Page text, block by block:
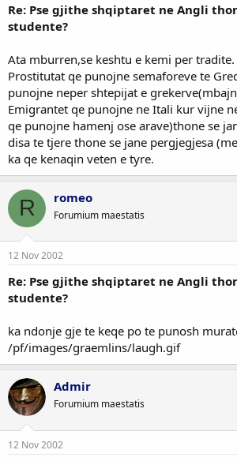
Re: Pse gjithe shqiptaret ne Angli
studente?
Ata mburren,se keshtu e kemi per tradite.
Prostitutat qe punojne semaforeve te
punojne neper shtepijat e
Emigrantet qe punojne ne Itali kur vijne
qe punojne hamenj ose arave)thone se
disa te tjere thone se jane pergjegjesa
ka qe kenaqin veten e tyre.
R romeo
Forumium maestatis
12 Nov 2002
Re: Pse gjithe shqiptaret ne Angli
studente?
ka ndonje gje te keqe po te punosh
/pf/images/graemlins/laugh.gif
Admir
Forumium maestatis
12 Nov 2002